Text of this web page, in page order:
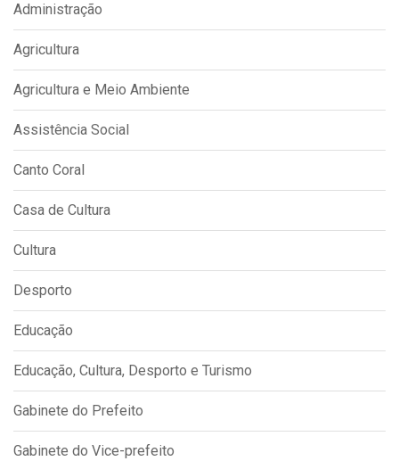
Administração
Agricultura
Agricultura e Meio Ambiente
Assistência Social
Canto Coral
Casa de Cultura
Cultura
Desporto
Educação
Educação, Cultura, Desporto e Turismo
Gabinete do Prefeito
Gabinete do Vice-prefeito